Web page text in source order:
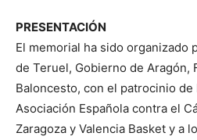
PRESENTACIÓN
El memorial ha sido organizado
de Teruel, Gobierno de Aragón,
Baloncesto, con el patrocinio
Asociación Española contra el
Zaragoza y Valencia Basket y a